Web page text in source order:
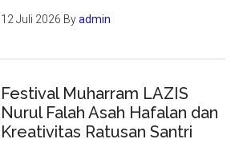
12 Juli 2026 Byadmin
Festival Muharram LAZIS
Nurul Falah Asah Hafalan dan
Kreativitas Ratusan Santri